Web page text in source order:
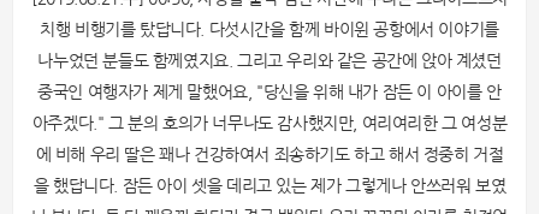
치행 비행기를 탔답니다. 다섯시간을 함께 바이윈 공항에서 이야기를
나누었던 분들도 함께였지요. 그리고 우리와 같은 공간에 앉아 계셨던
중국인 여행자가 제게 말했어요, "당신을 위해 내가 잠든 이 아이를 안
아주겠다." 그 분의 호의가 너무나도 감사했지만, 여리여리한 그 여성분
에 비해 우리 딸은 꽤나 건강하여서 죄송하기도 하고 해서 정중히 거절
을 했답니다. 잠든 아이 셋을 데리고 있는 제가 그렇게나 안쓰러워 보였